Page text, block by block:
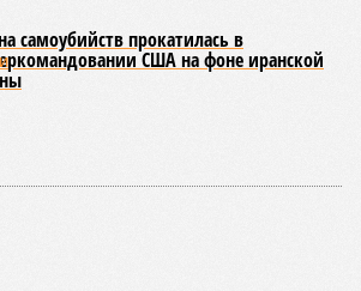
самоубийств прокатилась в
США на фоне иранской